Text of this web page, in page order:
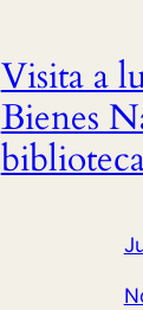
Visita a
Bienes